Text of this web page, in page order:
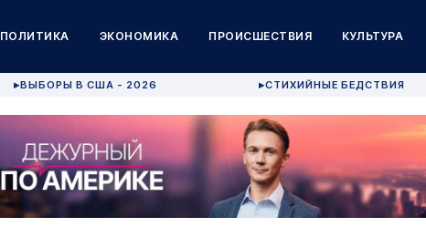
ПОЛИТИКА ЭКОНОМИКА ПРОИСШЕСТВИЯ КУЛЬТУРА
▶ВЫБОРЫ В США - 2026 ▶СТИХИЙНЫЕ БЕДСТВИЯ